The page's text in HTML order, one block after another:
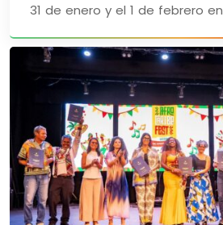
31 de enero y el 1 de febrero